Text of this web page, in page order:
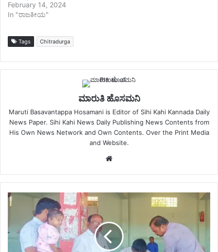
February 14, 2024
In "ರಾಜಕೀಯ"
Tags Chitradurga
ಮಾರುತಿ ಹೊಸಮನಿ
Maruti Basavantappa Hosamani is Editor of Sihi Kahi Kannada Daily
News Paper. Sihi Kahi News Daily Publishing News Contents from
His Own News Network and Own Contents. Over the Print Media
and Website.
Website